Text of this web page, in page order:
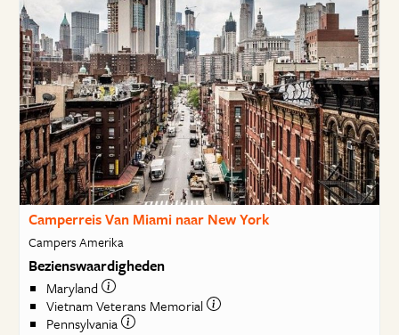
Camperreis Van Miami naar New York
Campers Amerika
Bezienswaardigheden
Maryland
Vietnam Veterans Memorial
Pennsylvania